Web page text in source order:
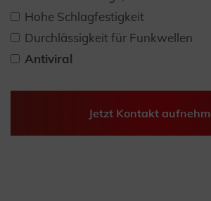
Hohe Schlagfestigkeit
Durchlässigkeit für Funkwellen
Antiviral
Jetzt Kontakt